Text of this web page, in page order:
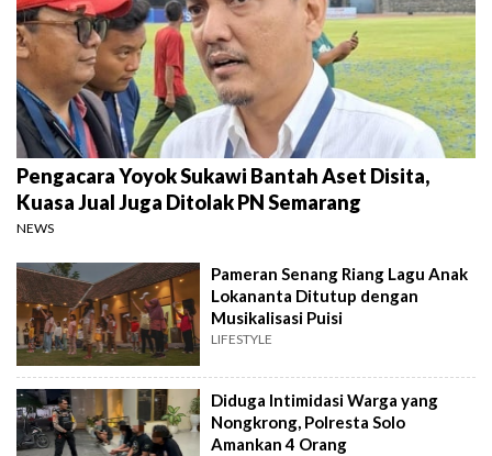
Pengacara Yoyok Sukawi Bantah Aset Disita,
Kuasa Jual Juga Ditolak PN Semarang
NEWS
Pameran Senang Riang Lagu Anak
Lokananta Ditutup dengan
Musikalisasi Puisi
LIFESTYLE
Diduga Intimidasi Warga yang
Nongkrong, Polresta Solo
Amankan 4 Orang